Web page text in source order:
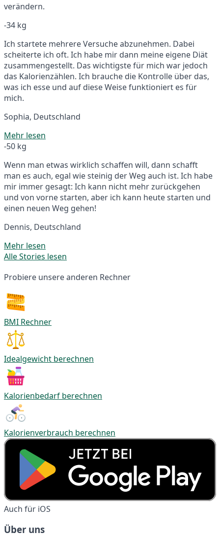
verändern.
-34 kg
Ich startete mehrere Versuche abzunehmen. Dabei
scheiterte ich oft. Ich habe mir dann meine eigene Diät
zusammengestellt. Das wichtigste für mich war jedoch
das Kalorienzählen. Ich brauche die Kontrolle über das,
was ich esse und auf diese Weise funktioniert es für
mich.
Sophia, Deutschland
Mehr lesen
-50 kg
Wenn man etwas wirklich schaffen will, dann schafft
man es auch, egal wie steinig der Weg auch ist. Ich habe
mir immer gesagt: Ich kann nicht mehr zurückgehen
und von vorne starten, aber ich kann heute starten und
einen neuen Weg gehen!
Dennis, Deutschland
Mehr lesen
Alle Stories lesen
Probiere unsere anderen Rechner
BMI Rechner
Idealgewicht berechnen
Kalorienbedarf berechnen
Kalorienverbrauch berechnen
Auch für iOS
Über uns